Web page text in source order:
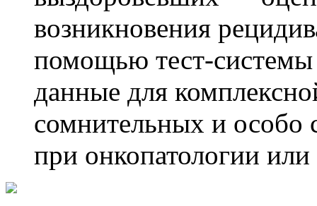
возникновения
помощью тест-системы
данные для
сомнительных и особо
при онкопатологии